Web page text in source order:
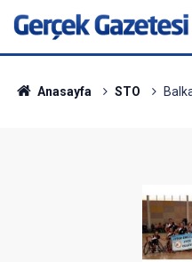
Anasayfa STO